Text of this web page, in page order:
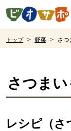
ページの先頭です。
トップ > 野菜 > さつ
さつまい
レシピ（さ